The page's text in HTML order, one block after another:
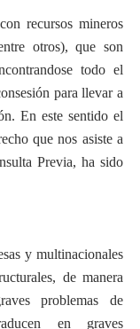
recursos mineros
otros), que son
todo el
para llevar a
En este sentido el
que nos asiste a
Previa, ha sido
y multinacionales
de manera
problemas de
en graves